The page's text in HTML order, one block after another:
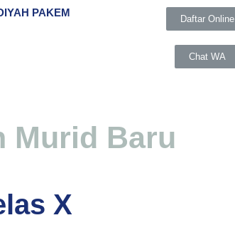
PAKEM
Daftar Online
Chat WA
Murid Baru
X